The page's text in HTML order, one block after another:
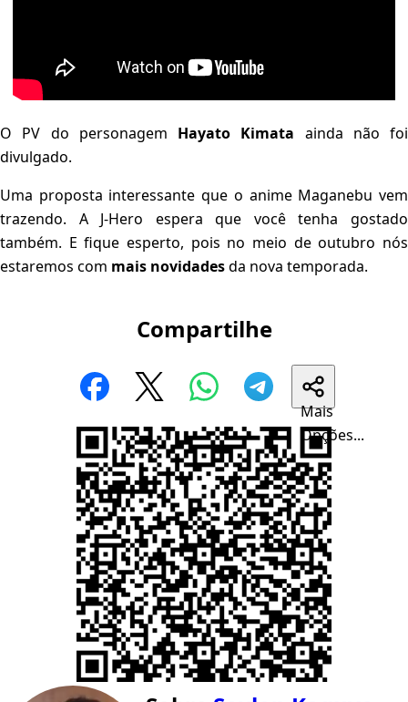
O PV do personagem Hayato Kimata ainda não foi
divulgado.
Uma proposta interessante que o anime Maganebu vem
trazendo. A J-Hero espera que você tenha gostado
também. E fique esperto, pois no meio de outubro nós
estaremos com mais novidadesda nova temporada.
Compartilhe
Mais
Opções...